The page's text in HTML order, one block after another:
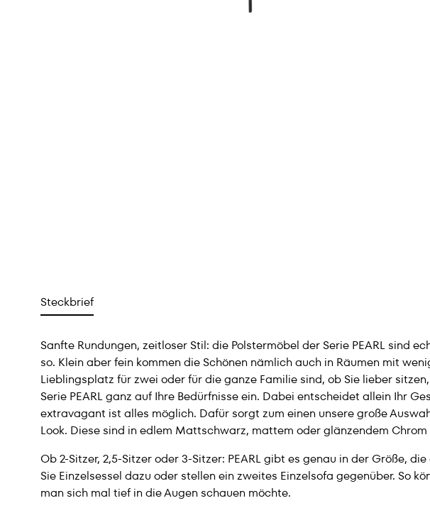
Steckbrief
Sanfte Rundungen, zeitloser Stil: die Polstermöbel der Serie PEARL sind
so. Klein aber fein kommen die Schönen nämlich auch in Räumen mit
Lieblingsplatz für zwei oder für die ganze Familie sind, ob Sie lieber
Serie PEARL ganz auf Ihre Bedürfnisse ein. Dabei entscheidet allein Ihr
extravagant ist alles möglich. Dafür sorgt zum einen unsere große
Look. Diese sind in edlem Mattschwarz, mattem oder glänzendem
Ob 2-Sitzer, 2,5-Sitzer oder 3-Sitzer: PEARL gibt es genau in der Größe,
Sie Einzelsessel dazu oder stellen ein zweites Einzelsofa gegenüber. So
man sich mal tief in die Augen schauen möchte.